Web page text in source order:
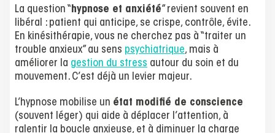
La question “hypnose et anxiété” revient souvent en
libéral : patient qui anticipe, se crispe, contrôle, évite.
En kinésithérapie, vous ne cherchez pas à “traiter un
trouble anxieux” au sens psychiatrique, mais à
améliorer la gestion du stress autour du soin et du
mouvement. C’est déjà un levier majeur.
L’hypnose mobilise un état modifié de conscience
(souvent léger) qui aide à déplacer l’attention, à
ralentir la boucle anxieuse, et à diminuer la charge